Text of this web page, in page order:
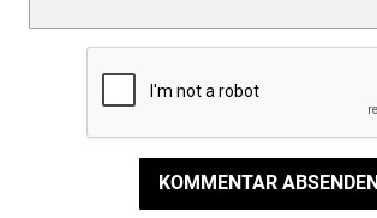
KOMMENTAR ABSENDEN